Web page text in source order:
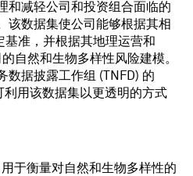
和减轻公司和投资组合面临的
该数据集使公司能够根据其相
基准，并根据其地理运营和
自然和生物多样性风险建模。
数据披露工作组 (TNFD) 的
利用该数据集以更透明的方式
于衡量对自然和生物多样性的